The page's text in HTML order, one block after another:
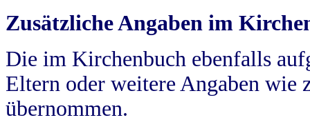
Zusätzliche Angaben im
Die im Kirchenbuch ebenfalls
Eltern oder weitere Angaben wie
übernommen.